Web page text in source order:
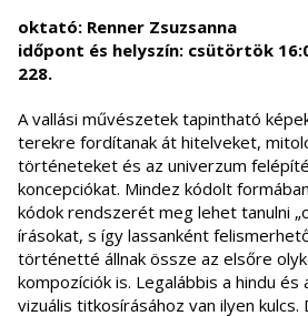
oktató: Renner Zsuzsanna
időpont és helyszín: csütörtök
228.
A vallási művészetek tapintható
terekre fordítanak át hitelveket,
történeteket és az univerzum
koncepciókat. Mindez kódolt
kódok rendszerét meg lehet tanulni
írásokat, s így lassanként
történetté állnak össze az elsőre
kompozíciók is. Legalábbis a hindu
vizuális titkosírásához van ilyen kulcs.